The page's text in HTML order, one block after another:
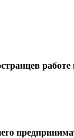
работе